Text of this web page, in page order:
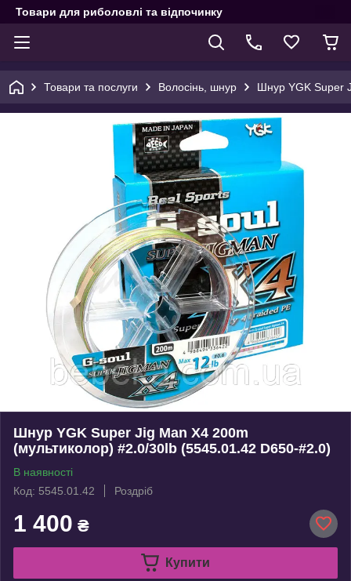
Товари для риболовлі та відпочинку
Товари та послуги Волосінь, шнур Шнур YGK Super
Шнур YGK Super Jig Man X4 200m
(мультиколор) #2.0/30lb (5545.01.42 D650-#2.0)
В наявності
Код: 5545.01.42
Роздріб
1 400 ₴
Купити